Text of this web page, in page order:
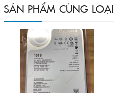
SẢN PHẨM CÙNG LOẠI